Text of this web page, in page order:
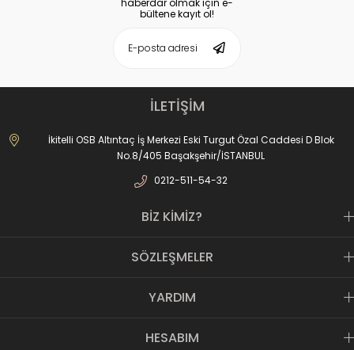
haberdar olmak için e-
bültene kayıt ol!
İLETİŞİM
İkitelli OSB Altıntaç İş Merkezi Eski Turgut Özal Caddesi D Blok
No.8/405 Başakşehir/İSTANBUL
0212-511-54-32
BİZ KİMİZ?
SÖZLEŞMELER
YARDIM
HESABIM